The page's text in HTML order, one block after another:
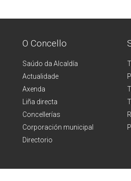
O Concello
Saúdo da Alcaldía
Actualidade
Axenda
Liña directa
Concellerías
Corporación municipal
Directorio